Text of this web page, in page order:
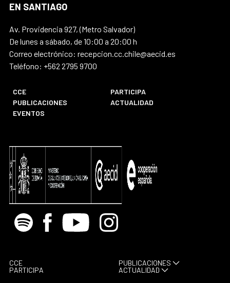
EN SANTIAGO
Av. Providencia 927, (Metro Salvador)
De lunes a sábado, de 10:00 a 20:00 h
Correo electrónico: recepcion.cc.chile@aecid.es
Teléfono: +562 2795 9700
CCE
PARTICIPA
PUBLICACIONES
ACTUALIDAD
EVENTOS
Spotify Facebook
Youtube Instagram
CCE
PARTICIPA
PUBLICACIONES
ACTUALIDAD